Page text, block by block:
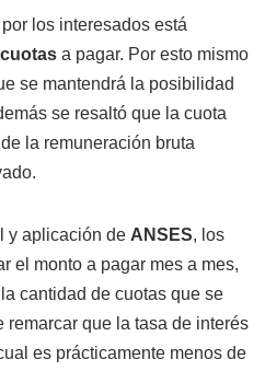
los interesados está
cuotas a pagar. Por esto mismo
se mantendrá la posibilidad
se resaltó que la cuota
de la remuneración bruta
y aplicación de ANSES, los
el monto a pagar mes a mes,
cantidad de cuotas que se
remarcar que la tasa de interés
es prácticamente menos de